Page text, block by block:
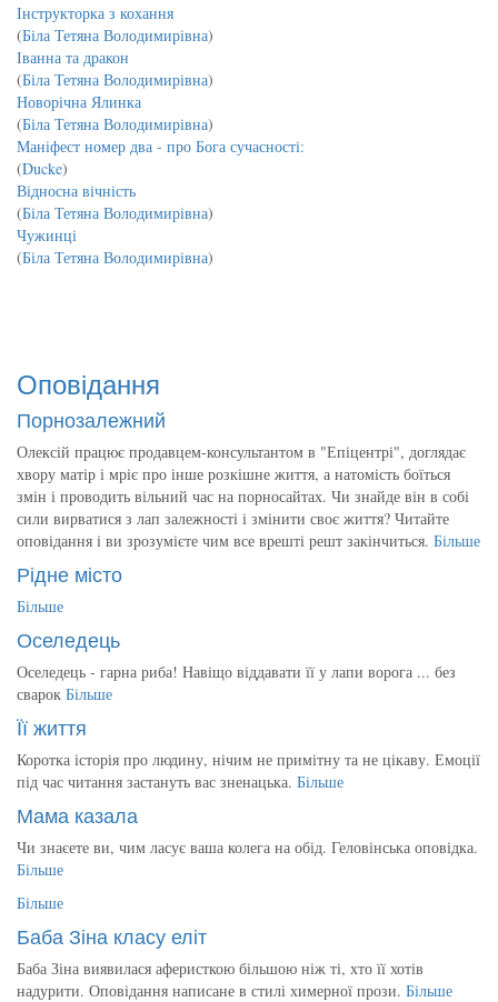
Інструкторка з кохання
(Біла Тетяна Володимирівна)
Іванна та дракон
(Біла Тетяна Володимирівна)
Новорічна Ялинка
(Біла Тетяна Володимирівна)
Маніфест номер два - про Бога сучасності:
(Ducke)
Відносна вічність
(Біла Тетяна Володимирівна)
Чужинці
(Біла Тетяна Володимирівна)
Оповідання
Порнозалежний
Олексій працює продавцем-консультантом в "Епіцентрі", доглядає
хвору матір і мріє про інше розкішне життя, а натомість боїться
змін і проводить вільний час на порносайтах. Чи знайде він в собі
сили вирватися з лап залежності і змінити своє життя? Читайте
оповідання і ви зрозумієте чим все врешті решт закінчиться. Більше
Рідне місто
Більше
Оселедець
Оселедець - гарна риба! Навіщо віддавати її у лапи ворога ... без
сварок Більше
Її життя
Коротка історія про людину, нічим не примітну та не цікаву. Емоції
під час читання застануть вас зненацька. Більше
Мама казала
Чи знаєете ви, чим ласує ваша колега на обід. Геловінська оповідка.
Більше
Більше
Баба Зіна класу еліт
Баба Зіна виявилася аферисткою більшою ніж ті, хто її хотів
надурити. Оповідання написане в стилі химерної прози. Більше